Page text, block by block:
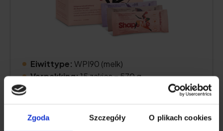
Zgoda Szczegóły O plikach cookies
Eiwittype: WPI90 (melk)
Verpakking:15 zakjes = 570 g